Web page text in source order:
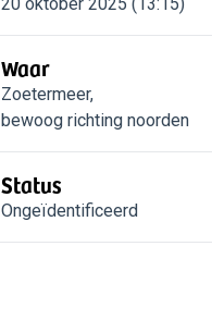
Waar
Zoetermeer,
bewoog richting noorden
Status
Ongeïdentificeerd